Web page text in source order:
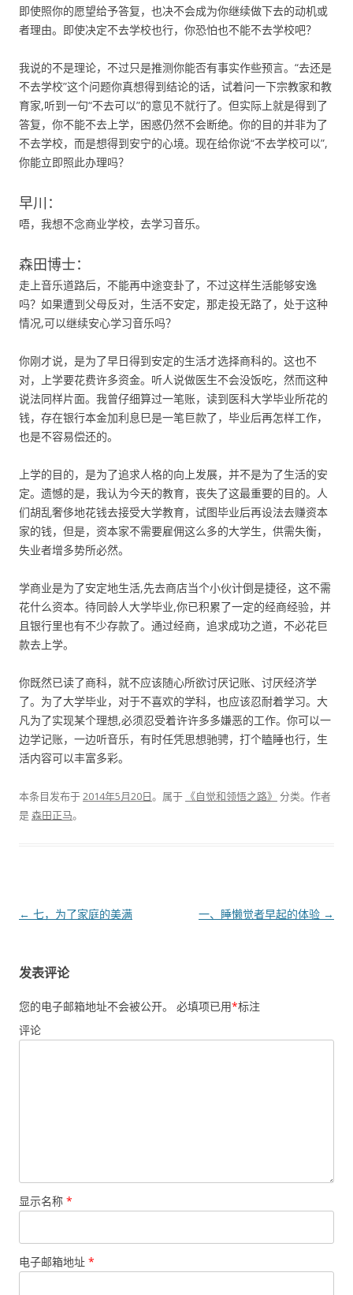
即使照你的愿望给予答复，也决不会成为你继续做下去的动机或
者理由。即使决定不去学校也行，你恐怕也不能不去学校吧？
我说的不是理论，不过只是推测你能否有事实作些预言。“去还是
不去学校”这个问题你真想得到结论的话，试着问一下宗教家和教
育家,听到一句“不去可以”的意见不就行了。但实际上就是得到了
答复，你不能不去上学，困惑仍然不会断绝。你的目的并非为了
不去学校，而是想得到安宁的心境。现在给你说“不去学校可以”,
你能立即照此办理吗？
早川：
唔，我想不念商业学校，去学习音乐。
森田博士：
走上音乐道路后，不能再中途变卦了，不过这样生活能够安逸
吗？如果遭到父母反对，生活不安定，那走投无路了，处于这种
情况,可以继续安心学习音乐吗？
你刚才说，是为了早日得到安定的生活才选择商科的。这也不
对，上学要花费许多资金。听人说做医生不会没饭吃，然而这种
说法同样片面。我曾仔细算过一笔账，读到医科大学毕业所花的
钱，存在银行本金加利息巳是一笔巨款了，毕业后再怎样工作，
也是不容易偿还的。
上学的目的，是为了追求人格的向上发展，并不是为了生活的安
定。遗憾的是，我认为今天的教育，丧失了这最重要的目的。人
们胡乱奢侈地花钱去接受大学教育，试图毕业后再设法去赚资本
家的钱，但是，资本家不需要雇佣这么多的大学生，供需失衡，
失业者增多势所必然。
学商业是为了安定地生活,先去商店当个小伙计倒是捷径，这不需
花什么资本。待同龄人大学毕业,你已积累了一定的经商经验，并
且银行里也有不少存款了。通过经商，追求成功之道，不必花巨
款去上学。
你既然已读了商科，就不应该随心所欲讨厌记账、讨厌经济学
了。为了大学毕业，对于不喜欢的学科，也应该忍耐着学习。大
凡为了实现某个理想,必须忍受着许许多多嫌恶的工作。你可以一
边学记账，一边听音乐，有时任凭思想驰骋，打个瞌睡也行，生
活内容可以丰富多彩。
本条目发布于2014年5月20日。属于 《自觉和领悟之路》 分类。 作者
是森田正马。
文章导航
← 七，为了家庭的美满 一、睡懒觉者早起的体验 →
发表评论
您的电子邮箱地址不会被公开。 必填项已用*标注
评论
显示名称 *
电子邮箱地址 *